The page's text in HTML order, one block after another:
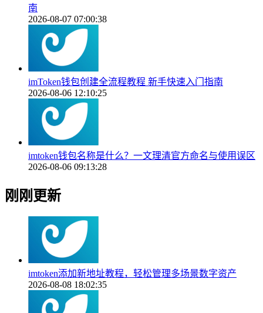
南
2026-08-07 07:00:38
imToken钱包创建全流程教程 新手快速入门指南
2026-08-06 12:10:25
imtoken钱包名称是什么？一文理清官方命名与使用误区
2026-08-06 09:13:28
刚刚更新
imtoken添加新地址教程，轻松管理多场景数字资产
2026-08-08 18:02:35